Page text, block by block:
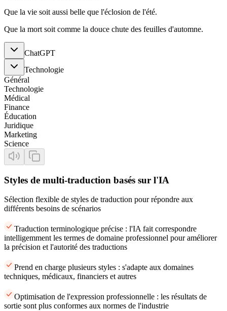
Que la vie soit aussi belle que l'éclosion de l'été.
Que la mort soit comme la douce chute des feuilles d'automne.
ChatGPT
Technologie
Général
Technologie
Médical
Finance
Éducation
Juridique
Marketing
Science
Styles de multi-traduction basés sur l'IA
Sélection flexible de styles de traduction pour répondre aux
différents besoins de scénarios
Traduction terminologique précise : l'IA fait correspondre
intelligemment les termes de domaine professionnel pour améliorer
la précision et l'autorité des traductions
Prend en charge plusieurs styles : s'adapte aux domaines
techniques, médicaux, financiers et autres
Optimisation de l'expression professionnelle : les résultats de
sortie sont plus conformes aux normes de l'industrie